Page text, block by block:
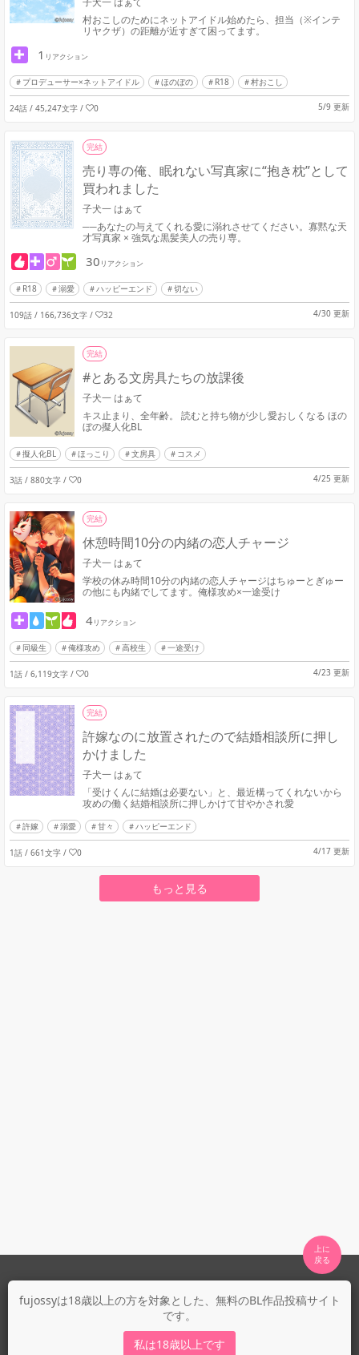
fujossyは18歳以上の方を対象とした、無料のBL作品投稿サイト
です。
私は18歳以上です
村おこしのためにネットアイドル始めたら、担当（※インテ
リヤクザ）の距離が近すぎて困ってます。
1 リアクション
プロデューサー×ネットアイドル ほのぼの R18 村おこし
24話 / 45,247文字 / 0 5/9 更新
完結
売り専の俺、眠れない写真家に“抱き枕”として
買われました
子犬一 はぁて
──あなたの与えてくれる愛に溺れさせてください。寡黙な天
才写真家 × 強気な黒髪美人の売り専。
30 リアクション
R18 溺愛 ハッピーエンド 切ない
109話 / 166,736文字 / 32 4/30 更新
完結
#とある文房具たちの放課後
子犬一 はぁて
キス止まり、全年齢。 読むと持ち物が少し愛おしくなる ほの
ぼの擬人化BL
擬人化BL ほっこり 文房具 コスメ
3話 / 880文字 / 0 4/25 更新
完結
休憩時間10分の内緒の恋人チャージ
子犬一 はぁて
学校の休み時間10分の内緒の恋人チャージはちゅーとぎゅー
の他にも内緒でしてます。俺様攻め×一途受け
4リアクション
同級生 俺様攻め 高校生 一途受け
1話 / 6,119文字 / 0 4/23 更新
完結
許嫁なのに放置されたので結婚相談所に押し
かけました
子犬一 はぁて
「受けくんに結婚は必要ない」と、最近構ってくれないから
攻めの働く結婚相談所に押しかけて甘やかされ愛
許嫁 溺愛 甘々 ハッピーエンド
1話 / 661文字 / 0 4/17 更新
もっと見る
上に
fujossyについて
fujossy運営ブログ